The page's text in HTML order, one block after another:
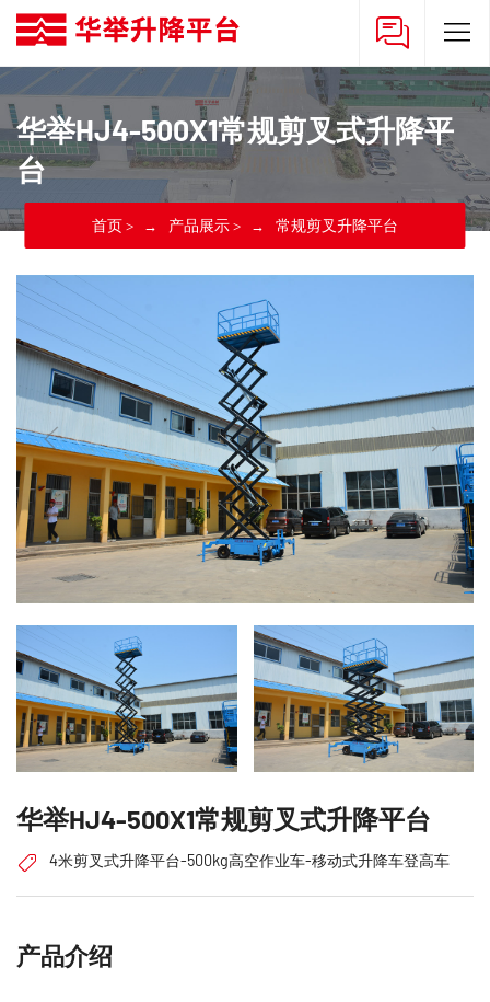
华举HJ4-500X1常规剪叉式升降平
台
首页> 产品展示> 常规剪叉升降平台
华举HJ4-500X1常规剪叉式升降平台
4米剪叉式升降平台-500kg高空作业车-移动式升降车登高车
产品介绍